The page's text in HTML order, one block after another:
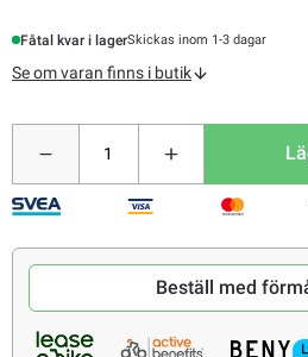
Fåtal kvar i lagerSkickas inom 1-3 dagar
Se om varan finns i butik
Beställ med